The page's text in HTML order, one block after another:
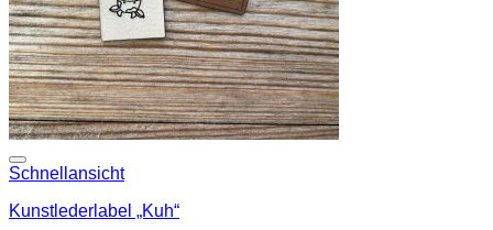
Schnellansicht
Kunstlederlabel „Kuh“